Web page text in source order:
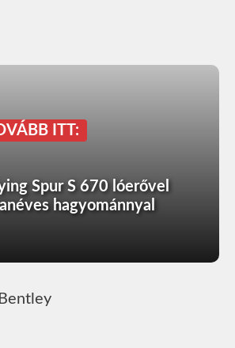
ITT:
Spur S 670 lóerővel
hagyománnyal